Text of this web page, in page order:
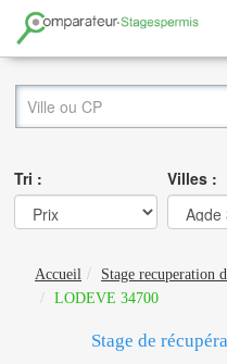
Tri : Villes :
Accueil
Stage recuperation
LODEVE 34700
Stage de